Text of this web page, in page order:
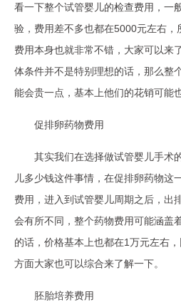
看一下整个试管婴儿的检查费用，一
验，费用差不多也都在5000元左右，
费用本身也就非常不错，大家可以来
体条件并不是特别理想的话，那么整
能会贵一点，基本上他们的花销可能
促排卵药物费用
其实我们在选择做试管婴儿手术
儿多少钱这件事情，在促排卵药物这
费用，进入到试管婴儿周期之后，出
会有所不同，整个药物费用可能涵盖
的话，价格基本上也都在1万元左右
方面大家也可以综合来了解一下。
胚胎培养费用